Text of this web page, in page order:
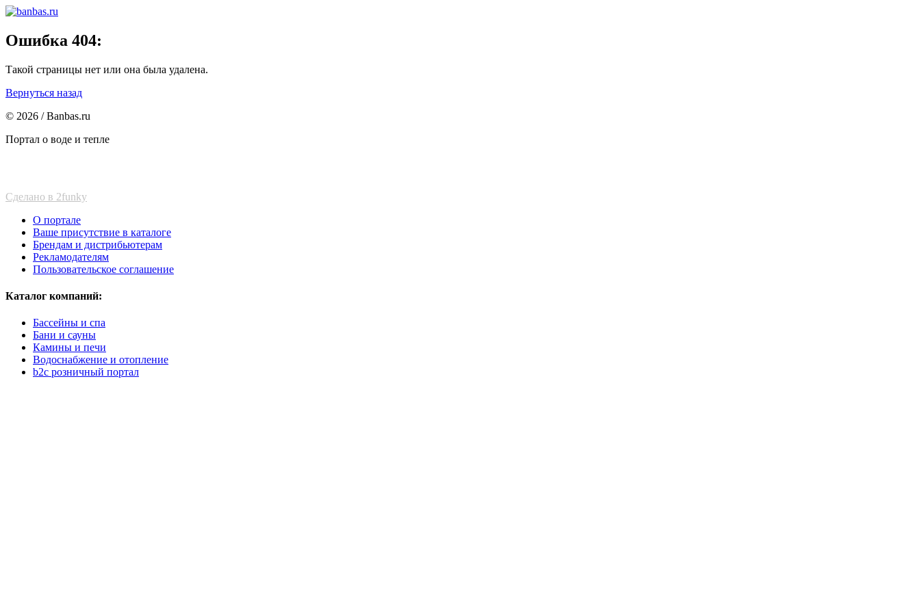
Ошибка 404:
Такой страницы нет или она была удалена.
Вернуться назад
© 2026 / Banbas.ru
Портал о воде и тепле
Сделано в 2funky
О портале
Ваше присутствие в каталоге
Брендам и дистрибьютерам
Рекламодателям
Пользовательское соглашение
Каталог компаний:
Бассейны и спа
Бани и сауны
Камины и печи
Водоснабжение и отопление
b2c розничный портал